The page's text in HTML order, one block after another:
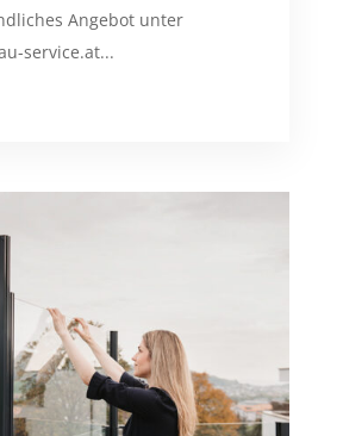
Angebot unter
service.at...